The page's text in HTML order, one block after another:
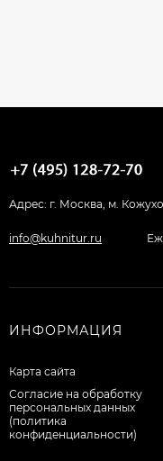
Адрес: г. Москва, м.
info@kuhnitur.ru
ИНФОРМАЦИЯ
Карта сайта
Согласие на обработку
персональных данных
(политика
конфиденциальности)